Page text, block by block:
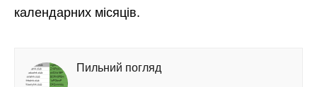
календарних місяців.
Пильний погляд